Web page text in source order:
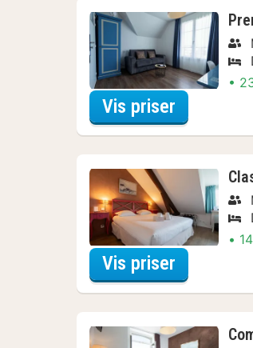
Vis priser
Vis priser